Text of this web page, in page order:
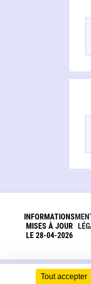
Tout accepter
INFORMATIONS
MISES À JOUR
LE 28-04-2026